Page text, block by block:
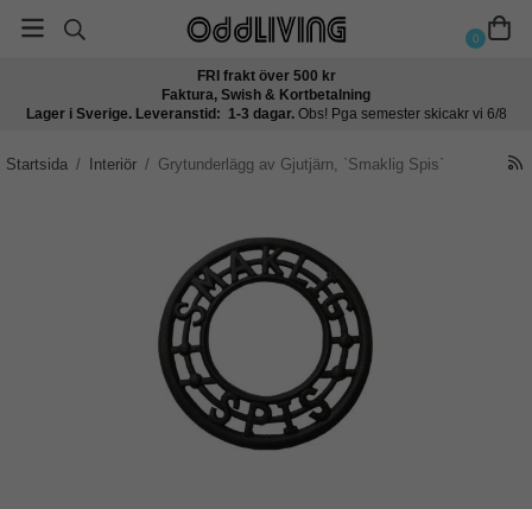
0
FRI frakt över 500 kr
Faktura, Swish & Kortbetalning
Lager i Sverige. Leveranstid: 1-3 dagar. Obs! Pga semester skicakr vi 6/8
Startsida / Interiör / Grytunderlägg av Gjutjärn, `Smaklig Spis`